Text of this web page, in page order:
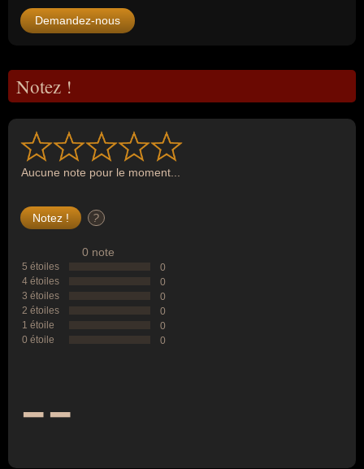
Demandez-nous
Notez !
Aucune note pour le moment...
?
0 note
5 étoiles
0
4 étoiles
0
3 étoiles
0
2 étoiles
0
1 étoile
0
0 étoile
0
--